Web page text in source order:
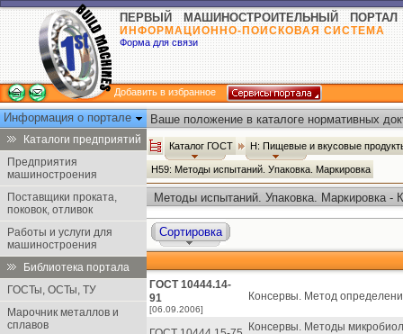
ПЕРВЫЙ МАШИНОСТРОИТЕЛЬНЫЙ ПОРТАЛ
ИНФОРМАЦИОННО-ПОИСКОВАЯ СИСТЕМА
Форма для связи
Добавить в избранное
Информация о портале
Каталоги предприятий
Предприятия
машиностроения
Поставщики проката,
поковок, отливок
Работы и услуги для
машиностроения
Библиотека портала
ГОСТы, ОСТы, ТУ
Марочник металлов и
сплавов
Ваше положение в каталоге нормативных
Каталог ГОСТ Н: Пищевые и вкусовые
Н59: Методы испытаний. Упаковка. Маркировка
Методы испытаний. Упаковка. Маркировка -
Сортировка
ГОСТ 10444.14-
91
[06.09.2006]
Консервы. Метод
Консервы. Методы